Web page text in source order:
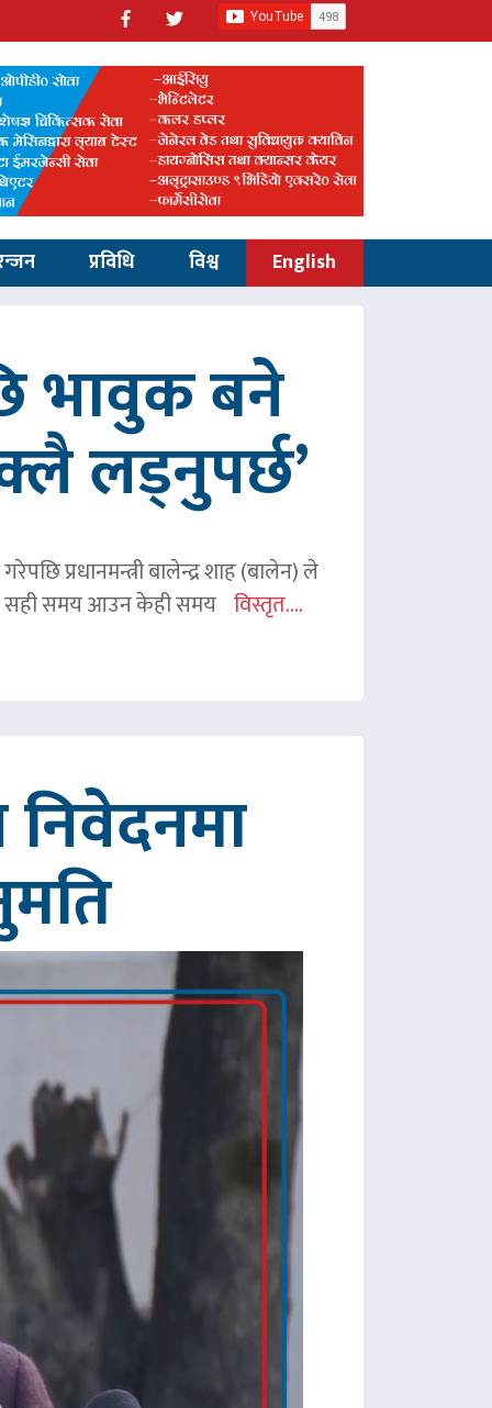
प्रविधि विश्व English
भावुक बने
लड्नुपर्छ’
प्रधानमन्त्री बालेन्द्र शाह (बालेन) ले
सही समय आउन केही समय विस्तृत....